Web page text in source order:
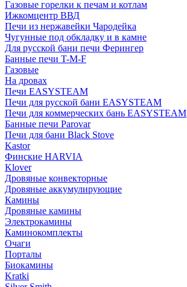
Газовые горелки к печам и котлам
Ижкомцентр ВВД
Печи из нержавейки Чародейка
Чугунные под обкладку и в камне
Для русской бани печи Ферингер
Банные печи T-M-F
Газовые
На дровах
Печи EASYSTEAM
Печи для русской бани EASYSTEAM
Печи для коммерческих бань EASYSTEAM
Банные печи Parovar
Печи для бани Black Stove
Kastor
Финские HARVIA
Klover
Дровяные конвекторные
Дровяные аккумулирующие
Камины
Дровяные камины
Электрокамины
Каминокомплекты
Очаги
Порталы
Биокамины
Kratki